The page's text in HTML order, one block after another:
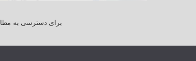
برای دسترسی به